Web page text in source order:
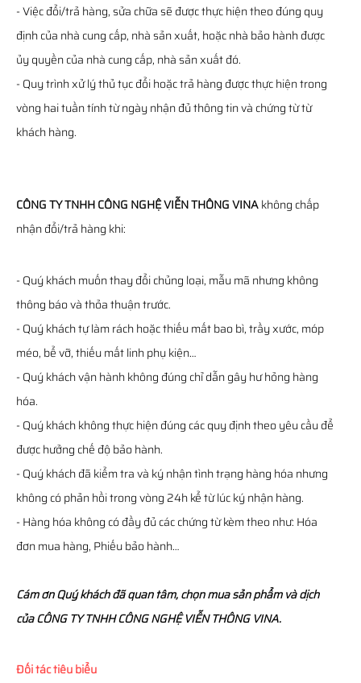
- Việc đổi/trả hàng, sửa chữa sẽ được thực hiện theo đúng quy
định của nhà cung cấp, nhà sản xuất, hoặc nhà bảo hành được
ủy quyền của nhà cung cấp, nhà sản xuất đó.
- Quy trình xử lý thủ tục đổi hoặc trả hàng được thực hiện trong
vòng hai tuần tính từ ngày nhận đủ thông tin và chứng từ từ
khách hàng.
CÔNG TY TNHH CÔNG NGHỆ VIỄN THÔNG VINAkhông chấp
nhận đổi/trả hàng khi:
- Quý khách muốn thay đổi chủng loại, mẫu mã nhưng không
thông báo và thỏa thuận trước.
- Quý khách tự làm rách hoặc thiếu mất bao bì, trầy xước, móp
méo, bể vỡ, thiếu mất linh phụ kiện…
- Quý khách vận hành không đúng chỉ dẫn gây hư hỏng hàng
hóa.
- Quý khách không thực hiện đúng các quy định theo yêu cầu để
được hưởng chế độ bảo hành.
- Quý khách đã kiểm tra và ký nhận tình trạng hàng hóa nhưng
không có phản hồi trong vòng 24h kể từ lúc ký nhận hàng.
- Hàng hóa không có đầy đủ các chứng từ kèm theo như: Hóa
đơn mua hàng, Phiếu bảo hành…
Cám ơn Quý khách đã quan tâm, chọn mua sản phẩm và dịch
của CÔNG TY TNHH CÔNG NGHỆ VIỄN THÔNG VINA.
Đối tác tiêu biểu